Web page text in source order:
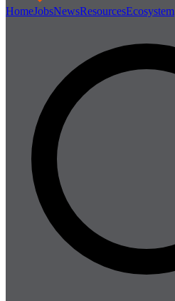
HomeJobsNewsResourcesEcosystem